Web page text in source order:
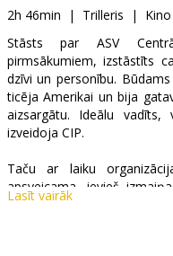
Kino
Klubs
2h 46min | Trilleris |
Stāsts par ASV
pirmsākumiem, izstāstīts
dzīvi un personību.
ticēja Amerikai un bija
aizsargātu. Ideālu
izveidoja CIP.
Taču ar laiku
apsveicama, ievieš
darbam un savai valstij
Lasīt vairāk